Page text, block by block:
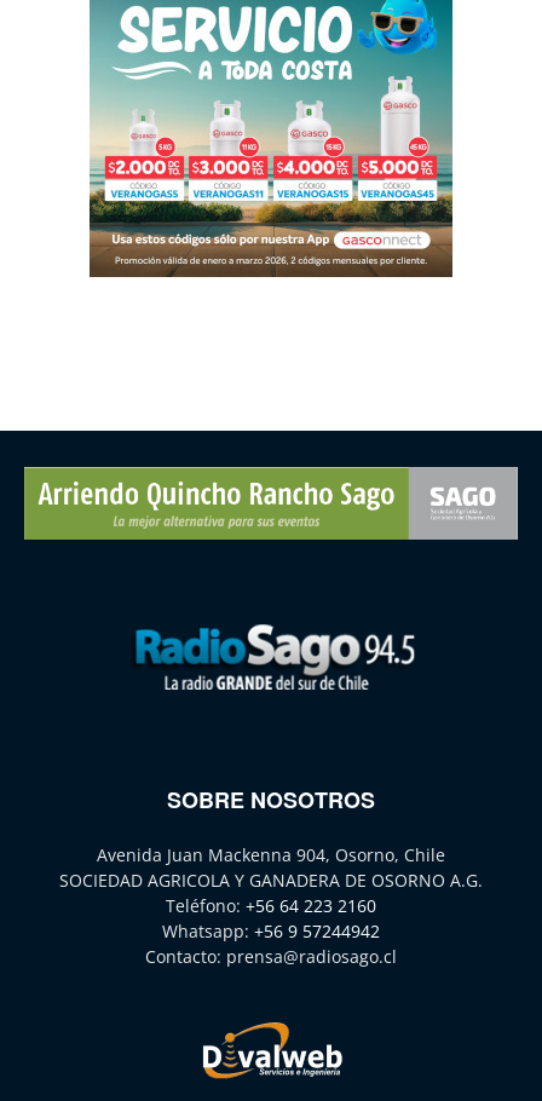
SOBRE NOSOTROS
Avenida Juan Mackenna 904, Osorno, Chile
SOCIEDAD AGRICOLA Y GANADERA DE OSORNO A.G.
Teléfono: +56 64 223 2160
Whatsapp: +56 9 57244942
Contacto: prensa@radiosago.cl